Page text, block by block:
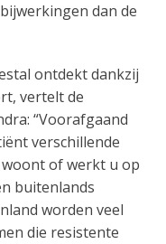
dan de
ontdekt dankzij
vertelt de
“Voorafgaand
verschillende
of werkt u op
buitenlands
worden veel
die resistente